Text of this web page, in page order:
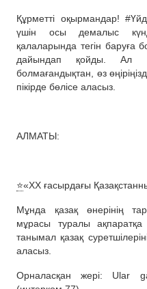
Құрметті оқырмандар!
үшін осы демалыс
қалаларында тегін баруға
дайындап қойды. Ал
болмағандықтан, өз
пікірде бөлісе аласыз.
АЛМАТЫ:
⭐️«ХХ ғасырдағы
Мұнда қазақ өнерінің
мұрасы туралы
танымал қазақ
аласыз.
Орналасқан жері: Ular